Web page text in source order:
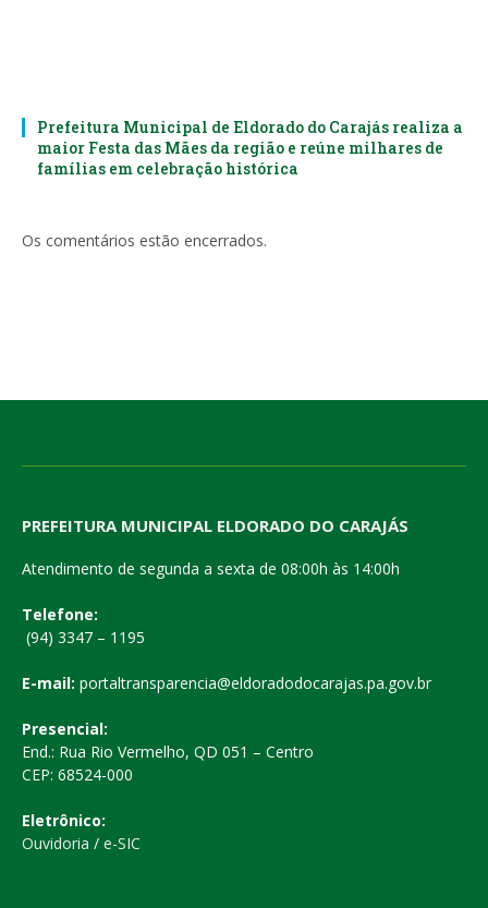
Prefeitura Municipal de Eldorado do Carajás realiza a
maior Festa das Mães da região e reúne milhares de
famílias em celebração histórica
Os comentários estão encerrados.
PREFEITURA MUNICIPAL ELDORADO DO CARAJÁS
Atendimento de segunda a sexta de 08:00h às 14:00h
Telefone:
(94) 3347 – 1195
E-mail: portaltransparencia@eldoradodocarajas.pa.gov.br
Presencial:
End.: Rua Rio Vermelho, QD 051 – Centro
CEP: 68524-000
Eletrônico:
Ouvidoria / e-SIC